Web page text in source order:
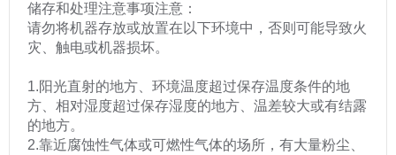
储存和处理注意事项注意：
请勿将机器存放或放置在以下环境中，否则可能导致火
灾、触电或机器损坏。
1.阳光直射的地方、环境温度超过保存温度条件的地
方、相对湿度超过保存湿度的地方、温差较大或有结露
的地方。
2.靠近腐蚀性气体或可燃性气体的场所，有大量粉尘、